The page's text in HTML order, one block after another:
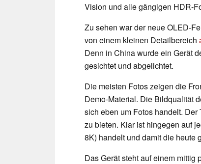
Vision und alle gängigen HDR-
Zu sehen war der neue OLED-
von einem kleinen Detailbereich
Denn in China wurde ein Gerät
gesichtet und abgelichtet.
Die meisten Fotos zeigen die
Demo-Material. Die Bildqualität
sich eben um Fotos handelt.
zu bieten. Klar ist hingegen auf
8K) handelt und damit die heute
Das Gerät steht auf einem